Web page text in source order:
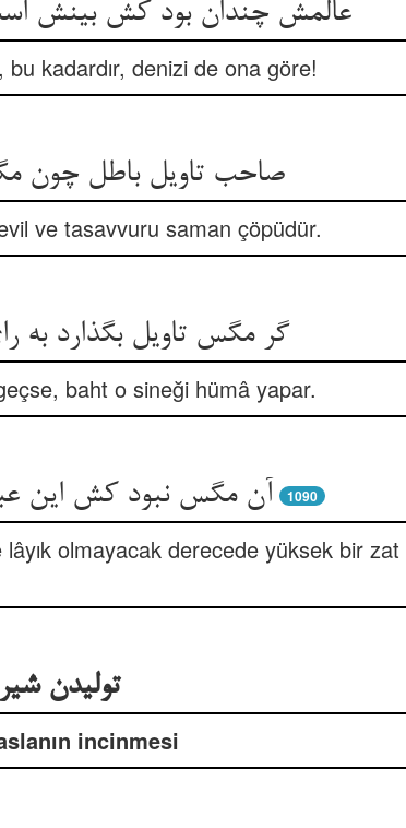
kadardır, denizi de ona göre!
صاحب تاویل باطل چون مگس ** وهم او بول خر و تصویر خس‌‌
ve tasavvuru saman çöpüdür.
گر مگس تاویل بگذارد به رای ** آن مگس را بخت گرداند همای‌‌
baht o sineği hümâ yapar.
آن مگس نبود کش این 1090
olmayacak derecede yüksek bir zat
incinmesi